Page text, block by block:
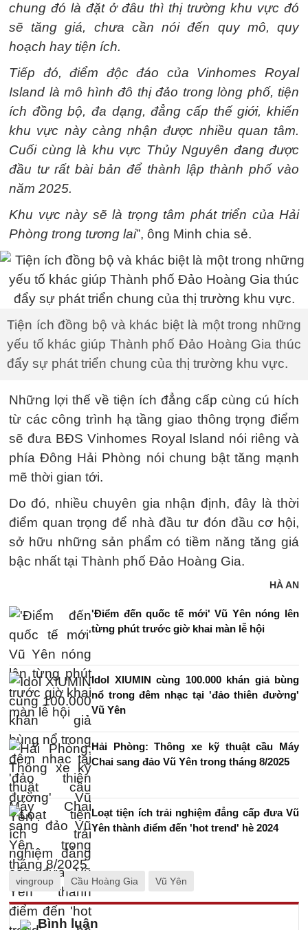
chung đó là đặt ở đâu thì thị trường khu vực đó
sẽ tăng giá, chưa cần nói đến quy mô, quy
hoạch hay tiện ích.
Tiếp đó, điểm độc đáo của Vinhomes Royal
Island là mô hình đô thị đảo trong lòng phố, tiện
ích đồng bộ, đa dạng, đẳng cấp thế giới, khiến
khu vực này càng nhận được nhiều quan tâm.
Cuối cùng là khu vực Thủy Nguyên đang được
đầu tư rất bài bản để thành lập thành phố vào
năm 2025.
Khu vực này sẽ là trọng tâm phát triển của Hải
Phòng trong tương lai”, ông Minh chia sẻ.
Tiện ích đồng bộ và khác biệt là một trong những
yếu tố khác giúp Thành phố Đảo Hoàng Gia thúc
đẩy sự phát triển chung của thị trường khu vực.
Những lợi thế về tiện ích đẳng cấp cùng cú hích
từ các công trình hạ tầng giao thông trọng điểm
sẽ đưa BĐS Vinhomes Royal Island nói riêng và
phía Đông Hải Phòng nói chung bật tăng mạnh
mẽ thời gian tới.
Do đó, nhiều chuyên gia nhận định, đây là thời
điểm quan trọng để nhà đầu tư đón đầu cơ hội,
sở hữu những sản phẩm có tiềm năng tăng giá
bậc nhất tại Thành phố Đảo Hoàng Gia.
HÀ AN
'Điểm đến quốc tế mới' Vũ Yên nóng lên
từng phút trước giờ khai màn lễ hội
Idol XIUMIN cùng 100.000 khán giả bùng
nổ trong đêm nhạc tại 'đảo thiên đường'
Vũ Yên
Hải Phòng: Thông xe kỹ thuật cầu Máy
Chai sang đảo Vũ Yên trong tháng 8/2025
Loạt tiện ích trải nghiệm đẳng cấp đưa Vũ
Yên thành điểm đến 'hot trend' hè 2024
vingroup Cầu Hoàng Gia Vũ Yên
Bình luận